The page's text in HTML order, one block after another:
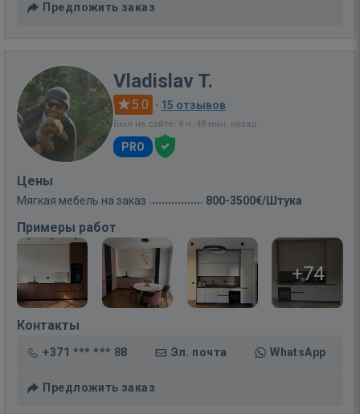
Предложить заказ
Vladislav T.
5.0 · 15 отзывов
Был на сайте: 4 ч. 48 мин. назад
PRO
Цены
Мягкая мебель на заказ 800-3500€/Штука
Примеры работ
+74
Контакты
+371 *** *** 88 Эл. почта WhatsApp
Предложить заказ